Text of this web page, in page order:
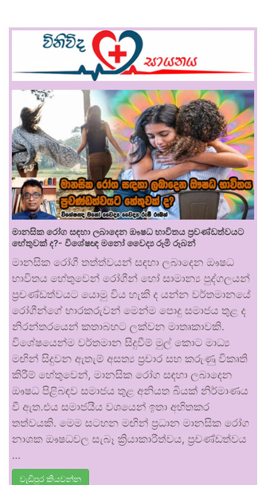
මානසික රෝග සඳහා ලබාදෙන ඖෂධ භාවිතය ප්‍රචණ්ඩත්වයට
හේතුවක් ද?- විශේෂඥ මනෝ වෛද්‍ය රූමි රූබන්
මානසික රෝගී තත්ත්වයන් සඳහා ලබාදෙන ඖෂධ
භාවිතය හේතුවෙන් රෝගීන් හෝ සාමාන්‍ය පුද්ගලයන්
ප්‍රචණ්ඩත්වයට යොමු විය හැකි ද යන්න වර්තමානයේ
රෝගීන්ගේ භාරකරුවන් මෙන්ම පොදු සමාජය තුළ ද
නිරන්තරයෙන් කතාබහට ලක්වන මාතෘකාවකි.
විශේෂයෙන්ම වර්තමාන සිදුවීම් මුල් කොට මාධ්‍ය
මඟින් සිදුවන ඇතැම් අසත්‍ය ප්‍රචාර සහ කරුණු විකෘති
කිරීම් හේතුවෙන්, මානසික රෝග සඳහා ලබාදෙන
ඖෂධ පිළිබඳව සමාජය තුළ අනියත බියක් නිර්මාණය
වී ඇත.එය සමාජයීය වශයෙන් ඉතා අහිතකර
තත්වයකි. මෙම සටහන මඟින් ප්‍රධාන මානසික රෝග
නාශක ඖෂධවල සැබෑ ක්‍රියාකාරීත්වය, ප්‍රචණ්ඩත්වය
…
වැඩිපුර කියවන්න